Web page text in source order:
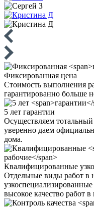
Фиксированная цена
Стоимость выполнения
гарантированно больше
5 лет гарантии
Осуществляем
уверенно даем
дома.
Квалифицированные
Отдельные виды работ
высокое качество работ